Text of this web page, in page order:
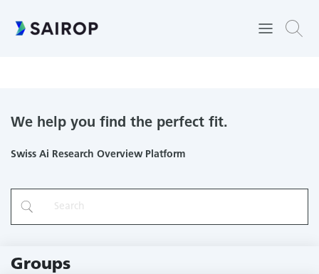
analytics
We help you find the perfect fit.
Swiss Ai Research Overview Platform
Groups